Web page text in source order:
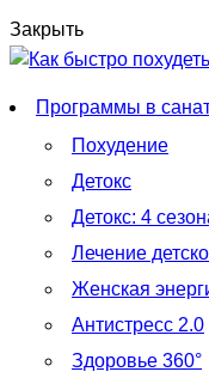
Закрыть
Программы в
Похудение
Детокс
Детокс: 4
Лечение
Женская
Антистресс 2.0
Здоровье 360°